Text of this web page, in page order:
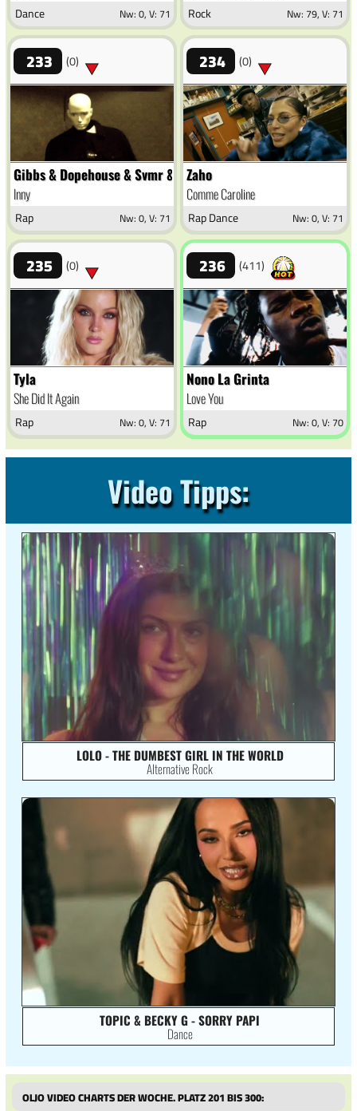
Dance Nw: 0, V: 71 Rock Nw: 79, V: 71
233 (0)
Gibbs & Dopehouse & Svmr & The Returners
Inny
Rap Nw: 0, V: 71
234 (0)
Zaho
Comme Caroline
Rap Dance Nw: 0, V: 71
235 (0)
Tyla
She Did It Again
Rap Nw: 0, V: 71
236 (411)
Nono La Grinta
Love You
Rap Nw: 0, V: 70
Video Tipps:
LOLO - THE DUMBEST GIRL IN THE WORLD
Alternative Rock
TOPIC & BECKY G - SORRY PAPI
Dance
Oljo Video Charts der Woche. Platz 201 bis 300: